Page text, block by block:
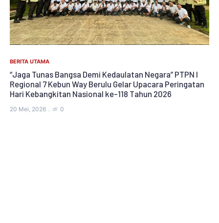
BERITA UTAMA
“Jaga Tunas Bangsa Demi Kedaulatan Negara” PTPN I
Regional 7 Kebun Way Berulu Gelar Upacara Peringatan
Hari Kebangkitan Nasional ke-118 Tahun 2026
20 Mei, 2026 0